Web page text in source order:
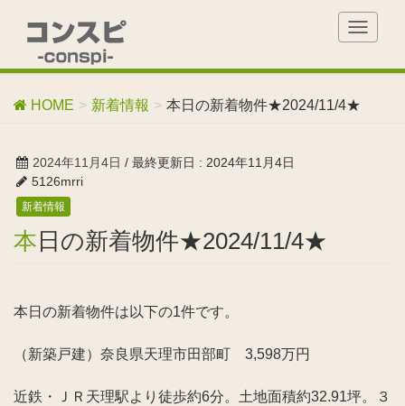
T
g
l
HOME 新着情報 本日の新着物件★2024/11/4★
2024年11月4日 / 最終更新日 : 2024年11月4日
5126mrri
新着情報
本日の新着物件★2024/11/4★
本日の新着物件は以下の1件です。
（新築戸建）奈良県天理市田部町 3,598万円
近鉄・ＪＲ天理駅より徒歩約6分。土地面積約32.91坪。３